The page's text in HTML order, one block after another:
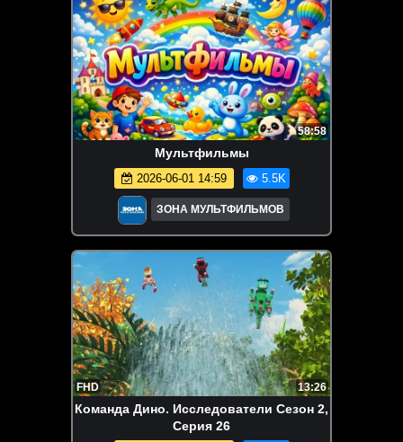
58:58
Мультфильмы
2026-06-01 14:59 5.5K
ЗОНА МУЛЬТФИЛЬМОВ
FHD 13:26
Команда Дино. Исследователи Сезон 2,
Серия 26